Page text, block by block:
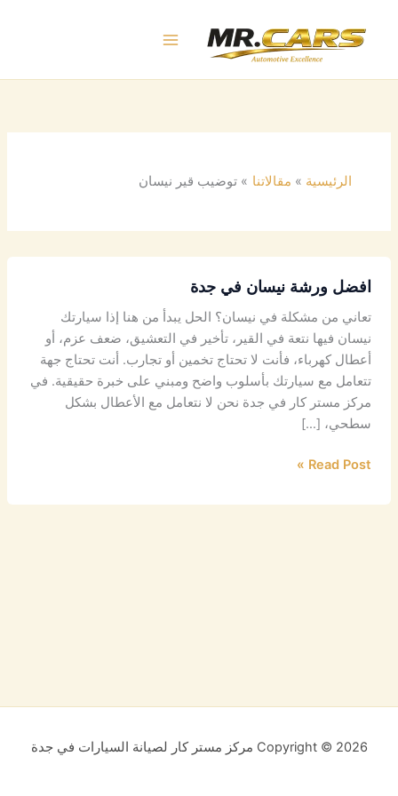
المحتوى
الرئيسية مقالاتنا توضيب قير نيسان
افضل ورشة نيسان في جدة
تعاني من مشكلة في نيسان؟ الحل يبدأ من هنا إذا سيارتك
نيسان فيها نتعة في القير، تأخير في التعشيق، ضعف عزم، أو
أعطال كهرباء، فأنت لا تحتاج تخمين أو تجارب. أنت تحتاج جهة
تتعامل مع سيارتك بأسلوب واضح ومبني على خبرة حقيقية. في
مركز مستر كار في جدة نحن لا نتعامل مع الأعطال بشكل
سطحي، […]
Read Post »
Copyright © 2026 مركز مستر كار لصيانة السيارات في جدة